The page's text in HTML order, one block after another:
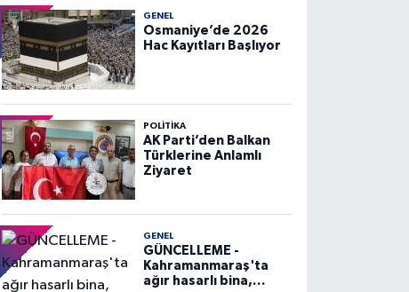
GENEL
Osmaniye’de 2026
Hac Kayıtları Başlıyor
POLITIKA
AK Parti’den Balkan
Türklerine Anlamlı
Ziyaret
GENEL
GÜNCELLEME -
Kahramanmaraş'ta
ağır hasarlı bina,